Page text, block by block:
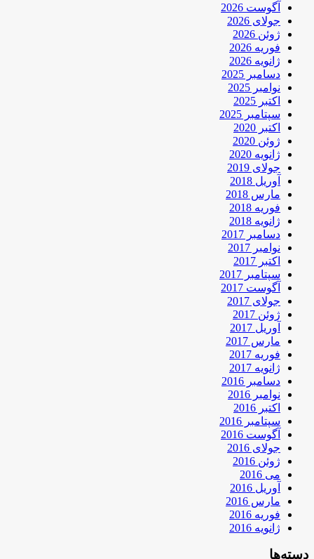
آگوست 2026
جولای 2026
ژوئن 2026
فوریه 2026
ژانویه 2026
دسامبر 2025
نوامبر 2025
اکتبر 2025
سپتامبر 2025
اکتبر 2020
ژوئن 2020
ژانویه 2020
جولای 2019
آوریل 2018
مارس 2018
فوریه 2018
ژانویه 2018
دسامبر 2017
نوامبر 2017
اکتبر 2017
سپتامبر 2017
آگوست 2017
جولای 2017
ژوئن 2017
آوریل 2017
مارس 2017
فوریه 2017
ژانویه 2017
دسامبر 2016
نوامبر 2016
اکتبر 2016
سپتامبر 2016
آگوست 2016
جولای 2016
ژوئن 2016
می 2016
آوریل 2016
مارس 2016
فوریه 2016
ژانویه 2016
دسته‌ها